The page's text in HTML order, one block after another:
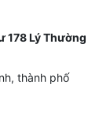
178 Lý Thường
thành phố